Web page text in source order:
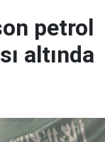
petrol
altında